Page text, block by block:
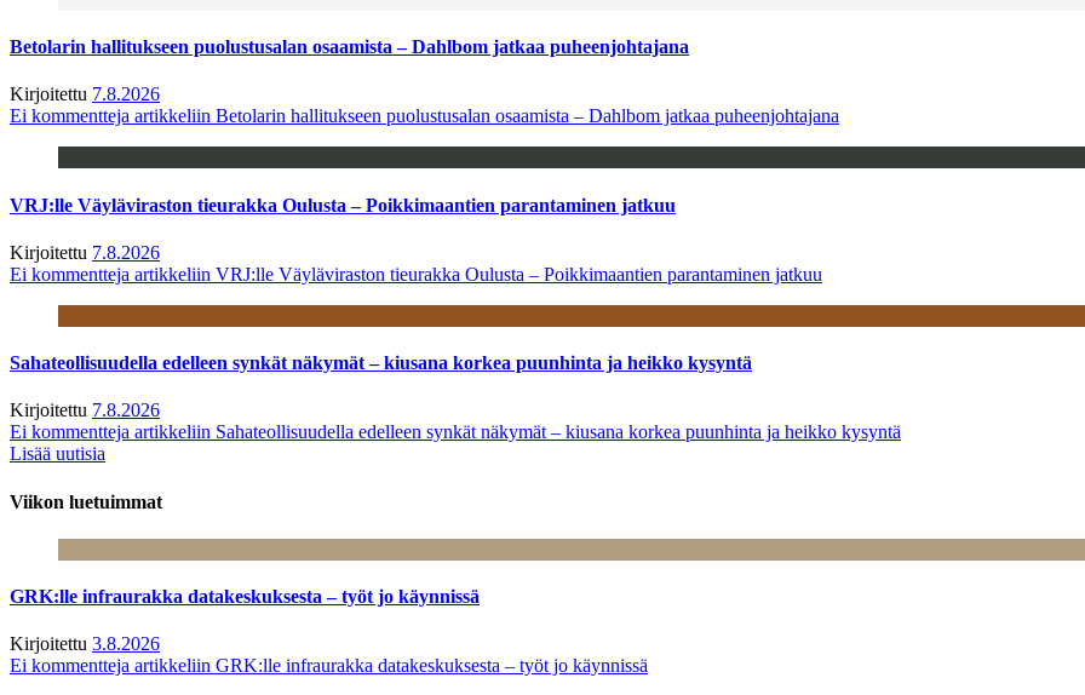
Betolarin hallitukseen puolustusalan osaamista – Dahlbom jatkaa puheenjohtajana
Kirjoitettu 7.8.2026
Ei kommentteja artikkeliin Betolarin hallitukseen puolustusalan osaamista – Dahlbom jatkaa puheenjohtajana
VRJ:lle Väyläviraston tieurakka Oulusta – Poikkimaantien parantaminen jatkuu
Kirjoitettu 7.8.2026
Ei kommentteja artikkeliin VRJ:lle Väyläviraston tieurakka Oulusta – Poikkimaantien parantaminen jatkuu
Sahateollisuudella edelleen synkät näkymät – kiusana korkea puunhinta ja heikko kysyntä
Kirjoitettu 7.8.2026
Ei kommentteja artikkeliin Sahateollisuudella edelleen synkät näkymät – kiusana korkea puunhinta ja heikko kysyntä
Lisää uutisia
Viikon luetuimmat
GRK:lle infraurakka datakeskuksesta – työt jo käynnissä
Kirjoitettu 3.8.2026
Ei kommentteja artikkeliin GRK:lle infraurakka datakeskuksesta – työt jo käynnissä